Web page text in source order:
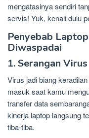
mengatasinya sendiri
servis! Yuk, kenali dulu
Penyebab
Diwaspadai
1. Serangan Virus
Virus jadi biang
masuk saat kamu
transfer data
kinerja laptop langsung
tiba-tiba.